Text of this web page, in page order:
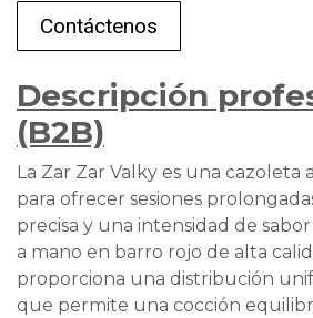
Contáctenos
Descripción
(B2B)
La Zar Zar Valky es una cazoleta
para ofrecer sesiones
precisa y una intensidad de
a mano en barro rojo de alta
proporciona una distribución
que permite una cocción